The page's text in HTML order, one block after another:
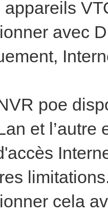
appareils
avec
poe
et
cela